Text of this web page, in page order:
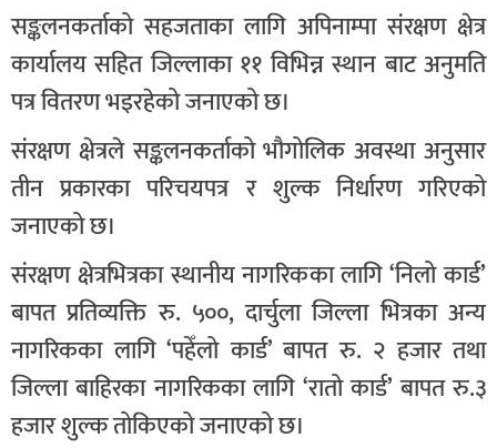
सङ्कलनकर्ताको सहजताका लागि अपिनाम्पा संरक्षण क्षेत्र
कार्यालय सहित जिल्लाका ११ विभिन्न स्थान बाट अनुमति
पत्र वितरण भइरहेको जनाएको छ।
संरक्षण क्षेत्रले सङ्कलनकर्ताको भौगोलिक अवस्था अनुसार
तीन प्रकारका परिचयपत्र र शुल्क निर्धारण गरिएको
जनाएको छ।
संरक्षण क्षेत्रभित्रका स्थानीय नागरिकका लागि ‘निलो कार्ड’
बापत प्रतिव्यक्ति रु. ५००, दार्चुला जिल्ला भित्रका अन्य
नागरिकका लागि ‘पहेँलो कार्ड’ बापत रु. २ हजार तथा
जिल्ला बाहिरका नागरिकका लागि ‘रातो कार्ड’ बापत रु.३
हजार शुल्क तोकिएको जनाएको छ।